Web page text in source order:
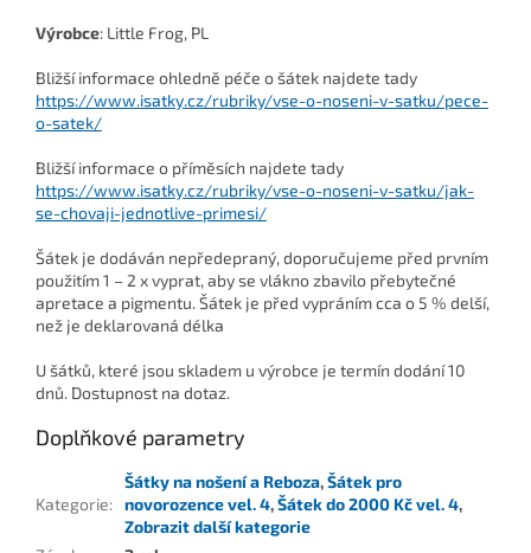
Výrobce: Little Frog, PL
Bližší informace ohledně péče o šátek najdete tady
https://www.isatky.cz/rubriky/vse-o-noseni-v-satku/pece-
o-satek/
Bližší informace o příměsích najdete tady
https://www.isatky.cz/rubriky/vse-o-noseni-v-satku/jak-
se-chovaji-jednotlive-primesi/
Šátek je dodáván nepředepraný, doporučujeme před prvním
použitím 1 – 2 x vyprat, aby se vlákno zbavilo přebytečné
apretace a pigmentu. Šátek je před vypráním cca o 5 % delší,
než je deklarovaná délka
U šátků, které jsou skladem u výrobce je termín dodání 10
dnů. Dostupnost na dotaz.
Doplňkové parametry
Kategorie:
Šátky na nošení a Reboza,Šátek pro
novorozence vel. 4,Šátek do 2000 Kč vel. 4,
Zobrazit další kategorie